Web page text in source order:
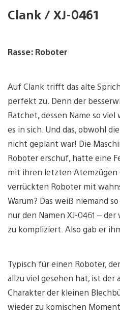
Clank / XJ-0461
Rasse: Roboter
Auf Clank trifft das alte
perfekt zu. Denn der
Ratchet, dessen Name so
es in sich. Und das, obwohl
nicht geplant war! Die
Roboter erschuf, hatte eine
mit ihren letzten Atemzügen
verrückten Roboter mit
Warum? Das weiß niemand
nur den Namen XJ-0461 –
zu kompliziert. Also gab er
Typisch für einen Roboter,
allzu viel gesehen hat, ist der
Charakter der kleinen
wieder zu komischen